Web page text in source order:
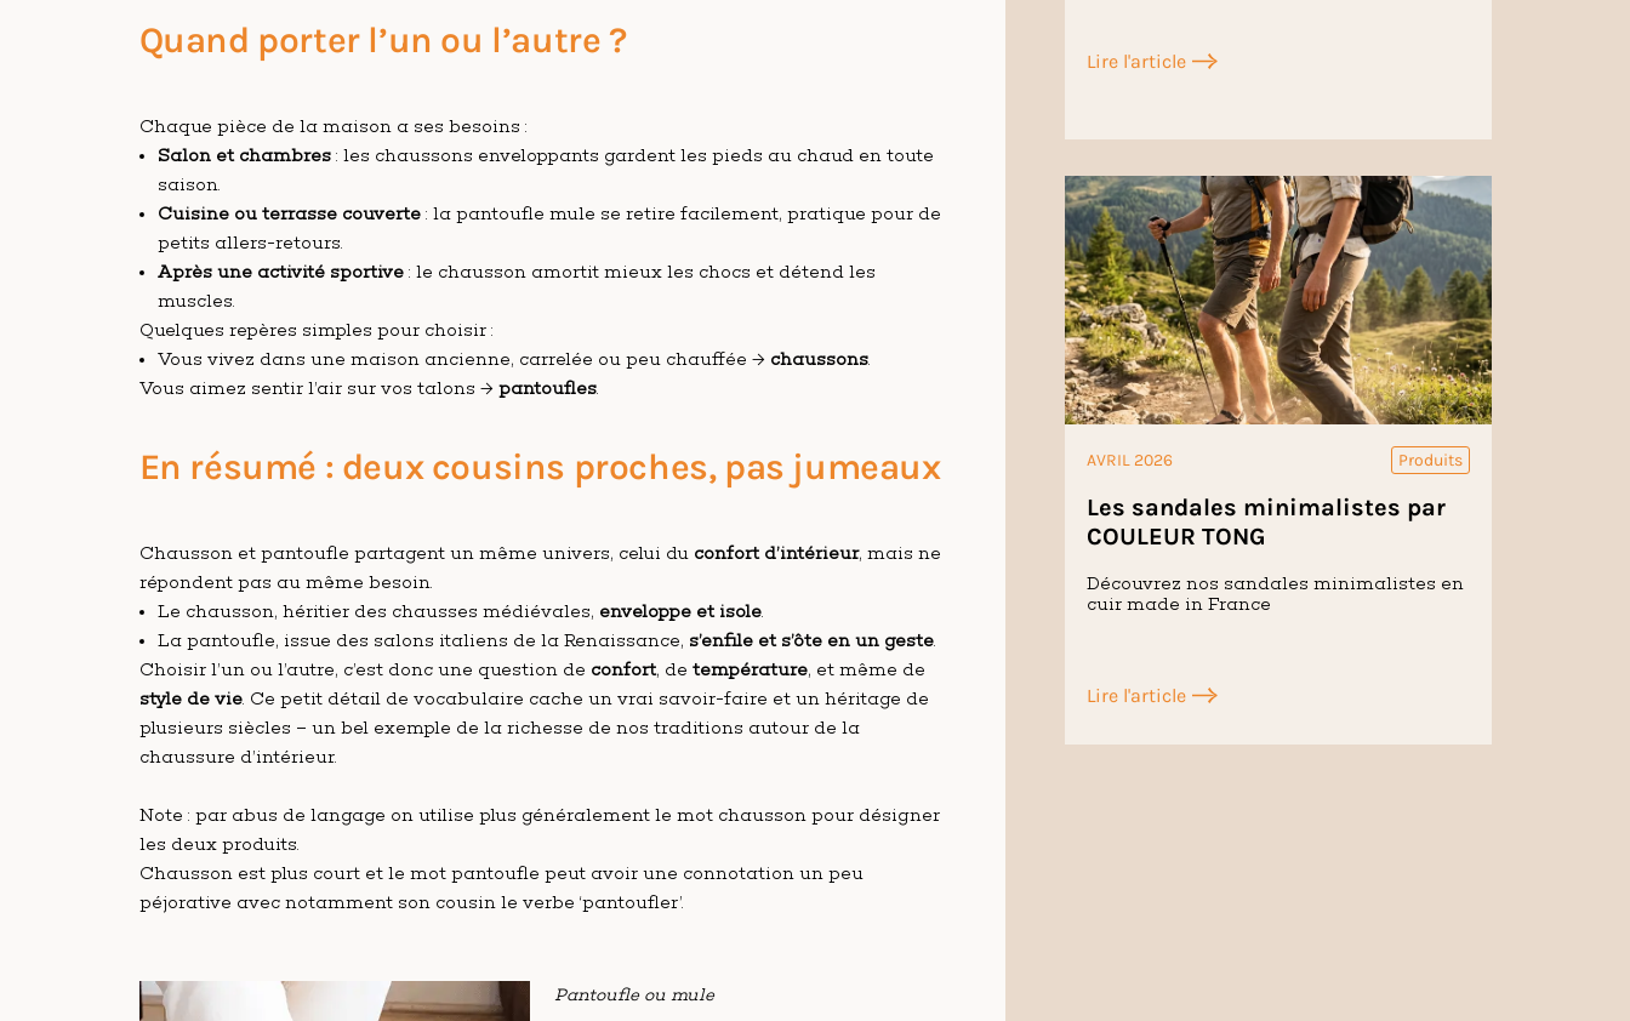
Quand porter l’un ou l’autre ?
Chaque pièce de la maison a ses besoins :
Salon et chambres: les chaussons enveloppants gardent les pieds au chaud en toute
saison.
Cuisine ou terrasse couverte: la pantoufle mule se retire facilement, pratique pour de
petits allers-retours.
Après une activité sportive: le chausson amortit mieux les chocs et détend les
muscles.
Quelques repères simples pour choisir :
Vous vivez dans une maison ancienne, carrelée ou peu chauffée → chaussons.
Vous aimez sentir l’air sur vos talons → pantoufles.
En résumé : deux cousins proches, pas jumeaux
Chausson et pantoufle partagent un même univers, celui du confort d’intérieur, mais ne
répondent pas au même besoin.
Le chausson, héritier des chausses médiévales, enveloppe et isole.
La pantoufle, issue des salons italiens de la Renaissance, s’enfile et s’ôte en un geste.
Choisir l’un ou l’autre, c’est donc une question de confort, de température, et même de
style de vie. Ce petit détail de vocabulaire cache un vrai savoir-faire et un héritage de
plusieurs siècles – un bel exemple de la richesse de nos traditions autour de la
chaussure d’intérieur.
Note : par abus de langage on utilise plus généralement le mot chausson pour désigner
les deux produits.
Chausson est plus court et le mot pantoufle peut avoir une connotation un peu
péjorative avec notamment son cousin le verbe ‘pantoufler’.
Pantoufle ou mule
Lire l'article
AVRIL 2026 Produits
Les sandales minimalistes par
COULEUR TONG
Découvrez nos sandales minimalistes en
cuir made in France
Lire l'article